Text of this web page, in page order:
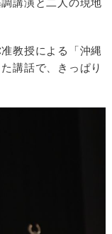
教授による「沖縄
講話で、きっぱり